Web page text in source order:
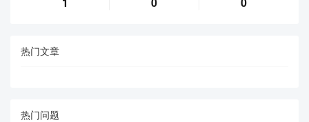
热门文章
热门问题